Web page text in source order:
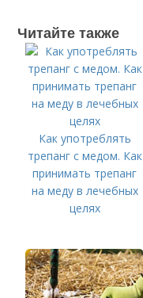
Читайте также
Как употреблять
трепанг с медом. Как
принимать трепанг
на меду в лечебных
целях